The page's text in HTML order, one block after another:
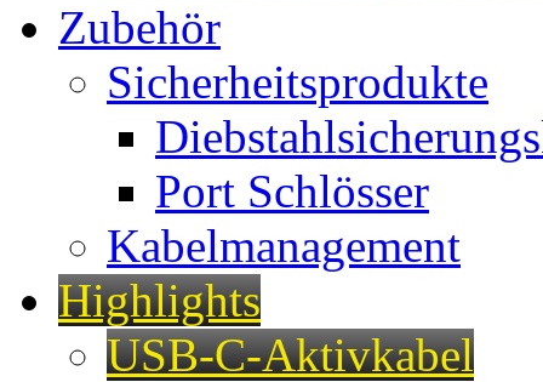
Zubehör
Sicherheitsprodukte
Port Schlösser
Kabelmanagement
Highlights
USB-C-Aktivkabel